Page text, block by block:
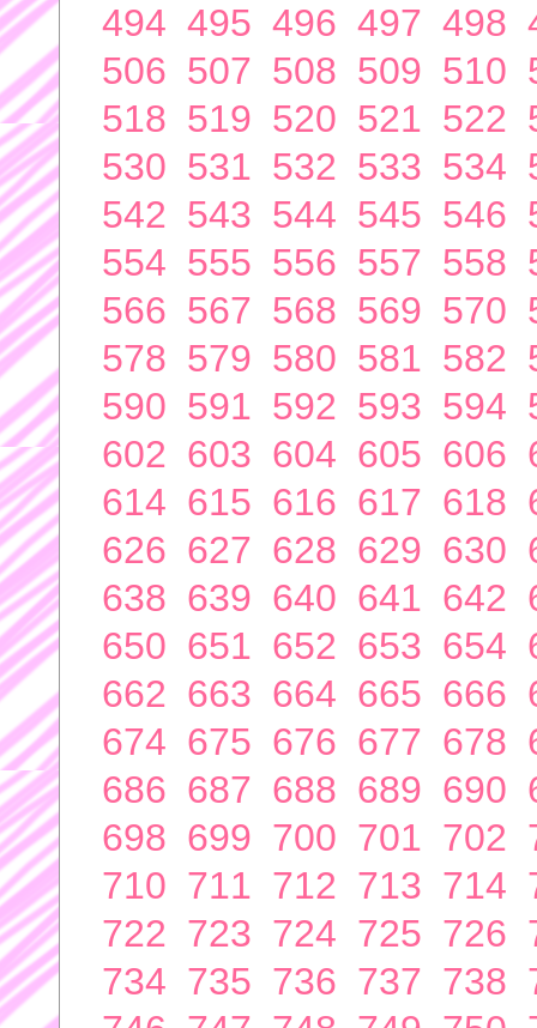
494 495 496 497 498
506 507 508 509 510
518 519 520 521 522
530 531 532 533 534
542 543 544 545 546
554 555 556 557 558
566 567 568 569 570
578 579 580 581 582
590 591 592 593 594
602 603 604 605 606
614 615 616 617 618
626 627 628 629 630
638 639 640 641 642
650 651 652 653 654
662 663 664 665 666
674 675 676 677 678
686 687 688 689 690
698 699 700 701 702
710 711 712 713 714
722 723 724 725 726
734 735 736 737 738